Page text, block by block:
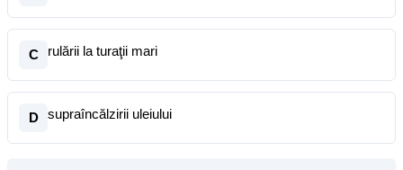
C rulării la turaţii mari
D supraîncălzirii uleiului